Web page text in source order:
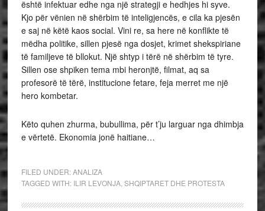
është infektuar edhe nga një strategji e hedhjes hi syve.
Kjo për vënien në shërbim të inteligjencës, e cila ka pjesën
e saj në këtë kaos social. Vini re, sa here në konflikte të
mëdha politike, sillen pjesë nga dosjet, krimet shekspiriane
të familjeve të bllokut. Një shtyp i tërë në shërbim të tyre.
Sillen ose shpiken tema mbi heronjtë, filmat, aq sa
profesorë të tërë, institucione fetare, feja merret me një
hero kombetar.
Këto quhen zhurma, bubullima, për t’ju larguar nga dhimbja
e vërtetë. Ekonomia jonë haitiane…
FILED UNDER:ANALIZA
TAGGED WITH: ILIR LEVONJA, SHQIPTARET DHE PROTESTA